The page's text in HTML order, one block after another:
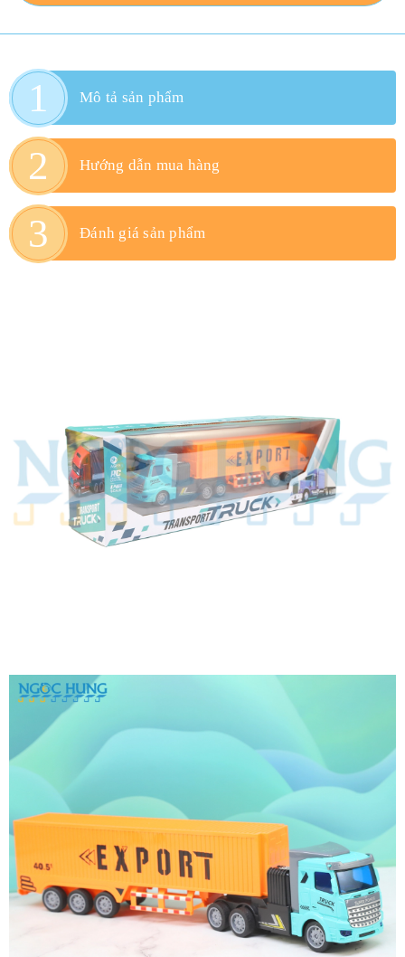
Mô tả sản phẩm
Hướng dẫn mua hàng
Đánh giá sản phẩm